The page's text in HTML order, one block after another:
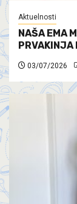
Aktuelnosti
NAŠA EMA
PRVAKINJA
03/07/2026